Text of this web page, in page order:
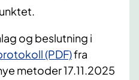
og beslutning i
(PDF)fra
metoder 17.11.2025